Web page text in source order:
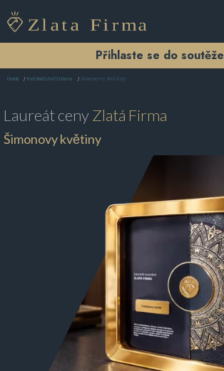
Přihlaste se do soutěže
Domů Květinářství Ostrava Šimonovy květiny
Laureát cenyZlatá Firma
Šimonovy květiny